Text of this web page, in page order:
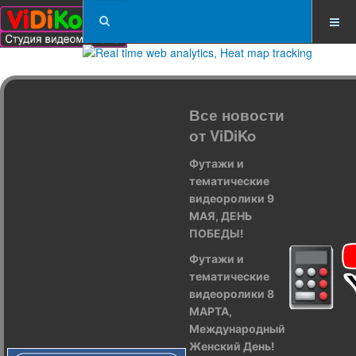
Все новости
от ViDiKo
Футажи и
тематические
видеоролики 9
МАЯ, ДЕНЬ
ПОБЕДЫ!
Футажи и
тематические
видеоролики 8
МАРТА,
Международный
Женский День!